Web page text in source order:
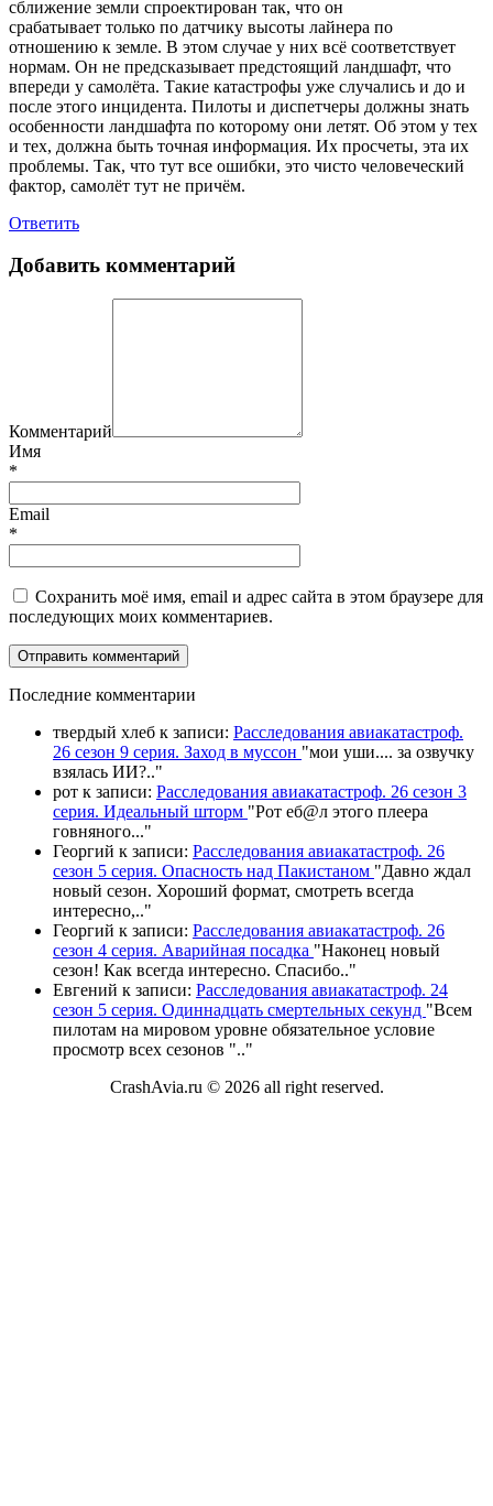
сближение земли спроектирован так, что он
срабатывает только по датчику высоты лайнера по
отношению к земле. В этом случае у них всё соответствует
нормам. Он не предсказывает предстоящий ландшафт, что
впереди у самолёта. Такие катастрофы уже случались и до и
после этого инцидента. Пилоты и диспетчеры должны знать
особенности ландшафта по которому они летят. Об этом у тех
и тех, должна быть точная информация. Их просчеты, эта их
проблемы. Так, что тут все ошибки, это чисто человеческий
фактор, самолёт тут не причём.
Ответить
Добавить комментарий
Комментарий
Имя
*
Email
*
Сохранить моё имя, email и адрес сайта в этом браузере для
последующих моих комментариев.
Последние комментарии
твердый хлеб к записи: Расследования авиакатастроф.
26 сезон 9 серия. Заход в муссон "мои уши.... за озвучку
взялась ИИ?.."
рот к записи: Расследования авиакатастроф. 26 сезон 3
серия. Идеальный шторм "Рот еб@л этого плеера
говняного..."
Георгий к записи: Расследования авиакатастроф. 26
сезон 5 серия. Опасность над Пакистаном "Давно ждал
новый сезон. Хороший формат, смотреть всегда
интересно,.."
Георгий к записи: Расследования авиакатастроф. 26
сезон 4 серия. Аварийная посадка "Наконец новый
сезон! Как всегда интересно. Спасибо.."
Евгений к записи: Расследования авиакатастроф. 24
сезон 5 серия. Одиннадцать смертельных секунд "Всем
пилотам на мировом уровне обязательное условие
просмотр всех сезонов ".."
CrashAvia.ru © 2026 all right reserved.